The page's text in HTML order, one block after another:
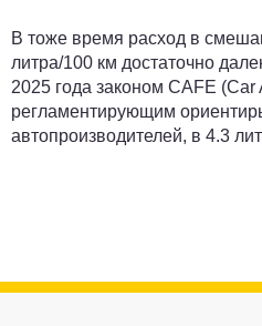
В тоже время расход в
литра/100 км достаточно
2025 года законом CAFE
регламентирующим
автопроизводителей, в 4.3